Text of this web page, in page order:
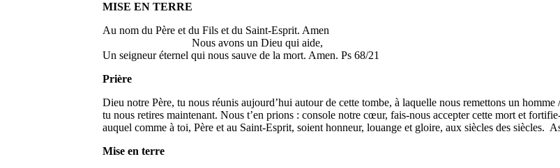
MISE EN TERRE
Au nom du Père et du Fils et du Saint-Esprit. Amen
Nous avons un Dieu qui aide,
Un seigneur éternel qui nous sauve de la mort. Amen. Ps 68/21
Prière
Dieu notre Père, tu nous réunis aujourd’hui autour de cette tombe, à laquelle nous remettons un
tu nous retires maintenant. Nous t’en prions : console notre cœur, fais-nous accepter cette mort et
auquel comme à toi, Père et au Saint-Esprit, soient honneur, louange et gloire, aux siècles des siècles.
Mise en terre